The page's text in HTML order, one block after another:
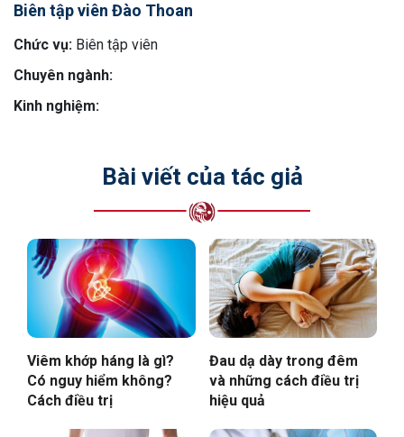
Biên tập viên Đào Thoan
Chức vụ: Biên tập viên
Chuyên ngành:
Kinh nghiệm:
Bài viết của tác giả
Viêm khớp háng là gì?
Có nguy hiểm không?
Cách điều trị
Đau dạ dày trong đêm
và những cách điều trị
hiệu quả